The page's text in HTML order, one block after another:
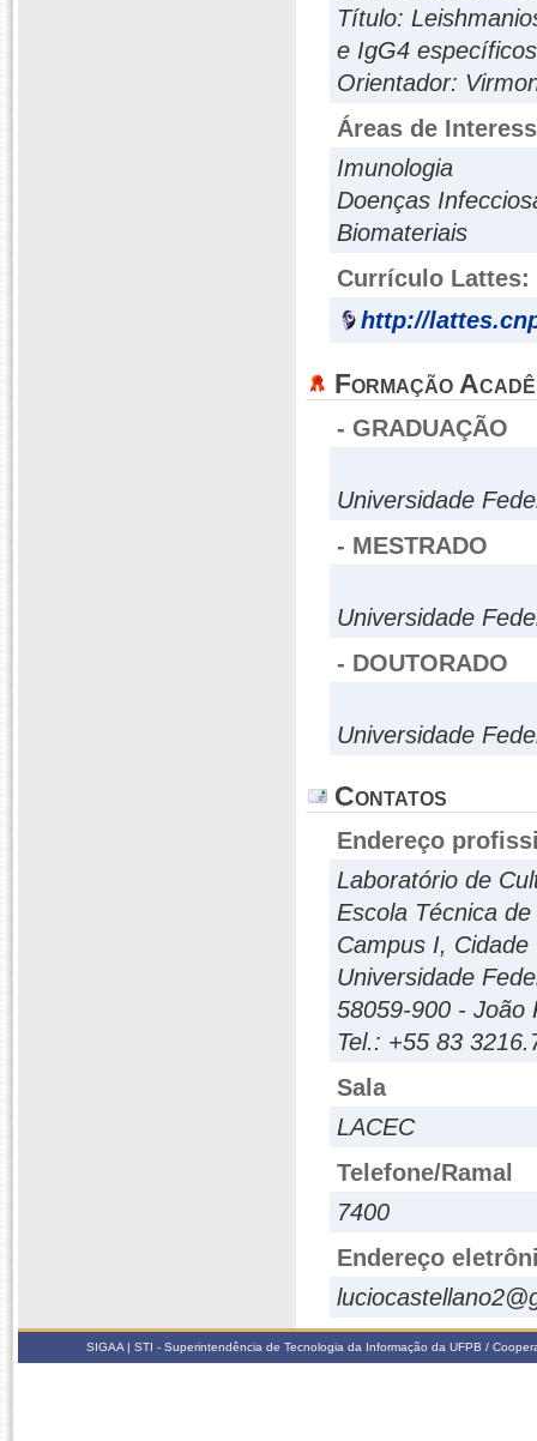
Título:
e IgG4
Orientador:
Áreas de
Imunologia
Doenças
Biomateriais
Currículo Lattes:
http://
Formação
- GRADUAÇÃO
Universidade
- MESTRADO
Universidade
- DOUTORADO
Universidade
Contatos
Endereço
Laboratório de
Escola Técnica
Campus I, Cidade
Universidade
58059-900 - João
Tel.: +55 83
Sala
LACEC
Telefone/Ramal
7400
Endereço
SIGAA | STI - Superintendência de Tecnologia da Informação da UFPB /